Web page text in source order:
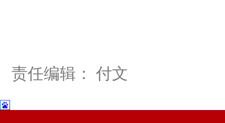
责任编辑： 付文